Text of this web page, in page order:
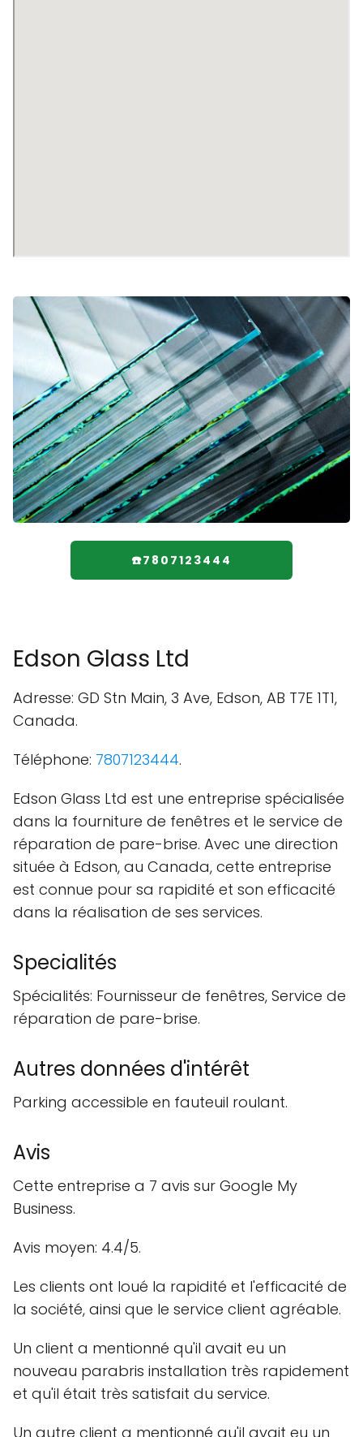
☎️7807123444
Edson Glass Ltd
Adresse: GD Stn Main, 3 Ave, Edson, AB T7E 1T1,
Canada.
Téléphone: 7807123444.
Edson Glass Ltd est une entreprise spécialisée
dans la fourniture de fenêtres et le service de
réparation de pare-brise. Avec une direction
située à Edson, au Canada, cette entreprise
est connue pour sa rapidité et son efficacité
dans la réalisation de ses services.
Specialités
Spécialités: Fournisseur de fenêtres, Service de
réparation de pare-brise.
Autres données d'intérêt
Parking accessible en fauteuil roulant.
Avis
Cette entreprise a 7 avis sur Google My
Business.
Avis moyen: 4.4/5.
Les clients ont loué la rapidité et l'efficacité de
la société, ainsi que le service client agréable.
Un client a mentionné qu'il avait eu un
nouveau parabris installation très rapidement
et qu'il était très satisfait du service.
Un autre client a mentionné qu'il avait eu un